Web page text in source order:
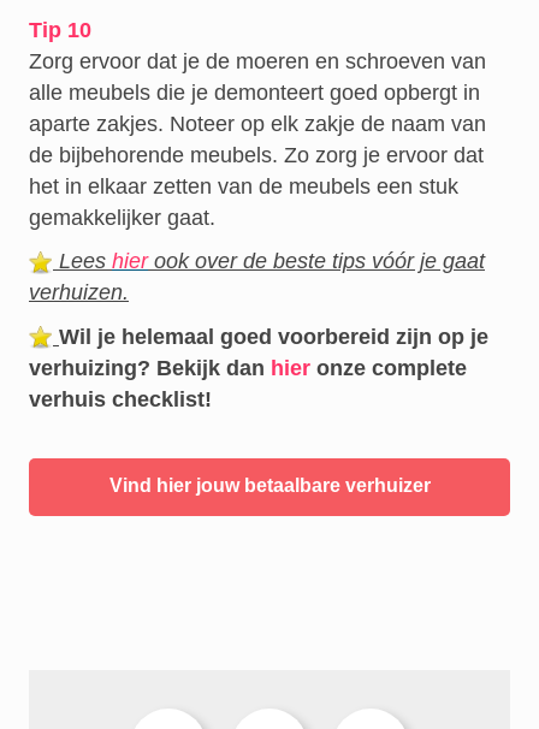
Tip 10
Zorg ervoor dat je de moeren en schroeven van
alle meubels die je demonteert goed opbergt in
aparte zakjes. Noteer op elk zakje de naam van
de bijbehorende meubels. Zo zorg je ervoor dat
het in elkaar zetten van de meubels een stuk
gemakkelijker gaat.
Lees hierook over de beste tips vóór je gaat
verhuizen.
Wil je helemaal goed voorbereid zijn op je
verhuizing? Bekijk dan hier onze complete
verhuis checklist!
Vind hier jouw betaalbare verhuizer